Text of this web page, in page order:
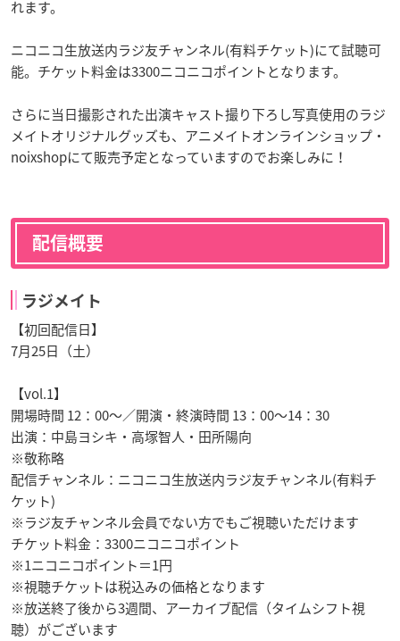
れます。
ニコニコ生放送内ラジ友チャンネル(有料チケット)にて試聴可
能。チケット料金は3300ニコニコポイントとなります。
さらに当日撮影された出演キャスト撮り下ろし写真使用のラジ
メイトオリジナルグッズも、アニメイトオンラインショップ・
noixshopにて販売予定となっていますのでお楽しみに！
配信概要
ラジメイト
【初回配信日】
7月25日（土）
【vol.1】
開場時間 12：00～／開演・終演時間 13：00～14：30
出演：中島ヨシキ・高塚智人・田所陽向
※敬称略
配信チャンネル：ニコニコ生放送内ラジ友チャンネル(有料チ
ケット)
※ラジ友チャンネル会員でない方でもご視聴いただけます
チケット料金：3300ニコニコポイント
※1ニコニコポイント＝1円
※視聴チケットは税込みの価格となります
※放送終了後から3週間、アーカイブ配信（タイムシフト視
聴）がございます